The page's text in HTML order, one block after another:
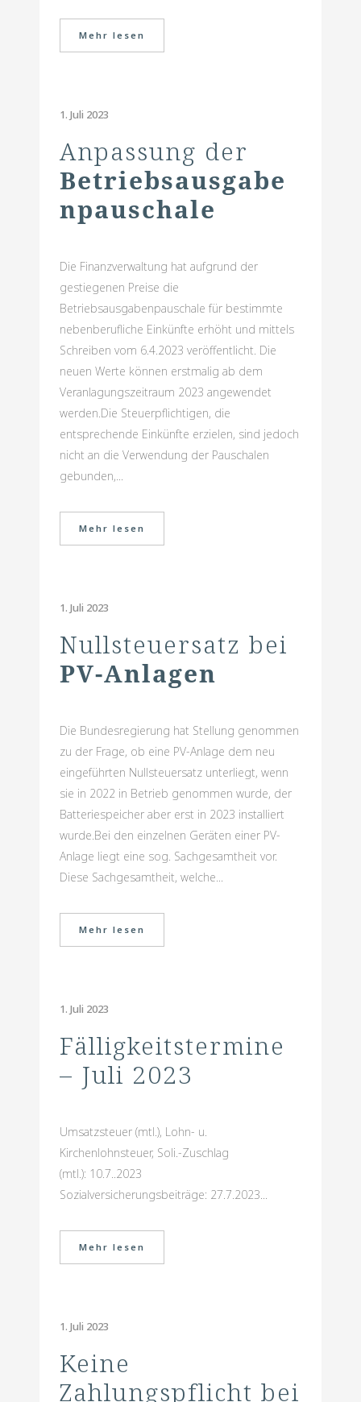
Mehr lesen
1. Juli 2023
Anpassung der
Betriebsausgabe
n­pauschale
Die Finanzverwaltung hat aufgrund der
gestiegenen Preise die
Betriebsausgabenpauschale für bestimmte
nebenberufliche Einkünfte erhöht und mittels
Schreiben vom 6.4.2023 veröffentlicht. Die
neuen Werte können erstmalig ab dem
Veranlagungszeitraum 2023 angewendet
werden.Die Steuerpflichtigen, die
entsprechende Einkünfte erzielen, sind jedoch
nicht an die Verwendung der Pauschalen
gebunden,...
Mehr lesen
1. Juli 2023
Nullsteuersatz bei
PV-Anlagen
Die Bundesregierung hat Stellung genommen
zu der Frage, ob eine PV-Anlage dem neu
eingeführten Nullsteuersatz unterliegt, wenn
sie in 2022 in Betrieb genommen wurde, der
Batteriespeicher aber erst in 2023 installiert
wurde.Bei den einzelnen Geräten einer PV-
Anlage liegt eine sog. Sachgesamtheit vor.
Diese Sachgesamtheit, welche...
Mehr lesen
1. Juli 2023
Fälligkeitstermine
– Juli 2023
Umsatzsteuer (mtl.), Lohn- u.
Kirchenlohnsteuer, Soli.-Zuschlag
(mtl.): 10.7..2023
Sozialversicherungsbeiträge: 27.7.2023...
Mehr lesen
1. Juli 2023
Keine
Zahlungspflicht bei